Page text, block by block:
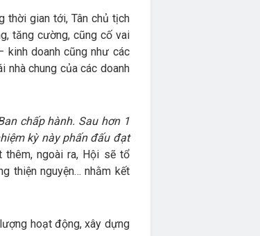
thời gian tới, Tân chủ tịch
tăng cường, cũng cố vai
kinh doanh cũng như các
nhà chung của các doanh
chấp hành. Sau hơn 1
kỳ này phấn đấu đạt
thêm, ngoài ra, Hội sẽ tổ
thiện nguyện… nhằm kết
hoạt động, xây dựng